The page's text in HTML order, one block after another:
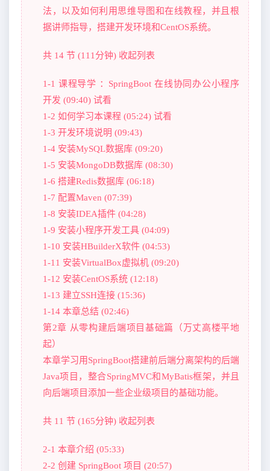
法，以及如何利用思维导图和在线教程，并且根
据讲师指导，搭建开发环境和CentOS系统。
共 14 节 (111分钟) 收起列表
1-1 课程导学 ：SpringBoot 在线协同办公小程序
开发 (09:40) 试看
1-2 如何学习本课程 (05:24) 试看
1-3 开发环境说明 (09:43)
1-4 安装MySQL数据库 (09:20)
1-5 安装MongoDB数据库 (08:30)
1-6 搭建Redis数据库 (06:18)
1-7 配置Maven (07:39)
1-8 安装IDEA插件 (04:28)
1-9 安装小程序开发工具 (04:09)
1-10 安装HBuilderX软件 (04:53)
1-11 安装VirtualBox虚拟机 (09:20)
1-12 安装CentOS系统 (12:18)
1-13 建立SSH连接 (15:36)
1-14 本章总结 (02:46)
第2章 从零构建后端项目基础篇（万丈高楼平地
起）
本章学习用SpringBoot搭建前后端分离架构的后端
Java项目，整合SpringMVC和MyBatis框架，并且
向后端项目添加一些企业级项目的基础功能。
共 11 节 (165分钟) 收起列表
2-1 本章介绍 (05:33)
2-2 创建 SpringBoot 项目 (20:57)